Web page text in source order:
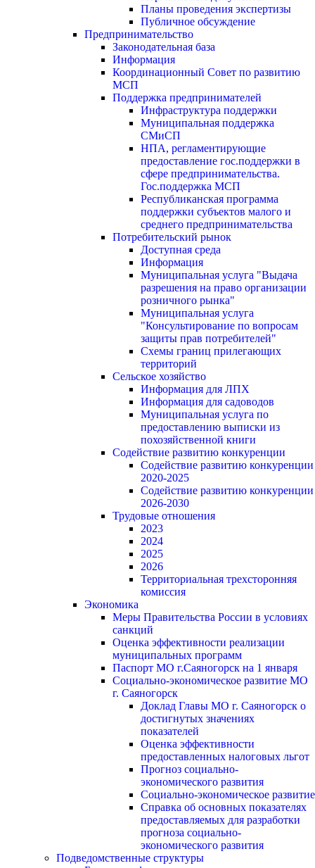
Планы проведения экспертизы
Публичное обсуждение
Предпринимательство
Законодательная база
Информация
Координационный Совет по развитию
МСП
Поддержка предпринимателей
Инфраструктура поддержки
Муниципальная поддержка
СМиСП
НПА, регламентирующие
предоставление гос.поддержки в
сфере предпринимательства.
Гос.поддержка МСП
Республиканская программа
поддержки субъектов малого и
среднего предпринимательства
Потребительский рынок
Доступная среда
Информация
Муниципальная услуга "Выдача
разрешения на право организации
розничного рынка"
Муниципальная услуга
"Консультирование по вопросам
защиты прав потребителей"
Схемы границ прилегающих
территорий
Сельское хозяйство
Информация для ЛПХ
Информация для садоводов
Муниципальная услуга по
предоставлению выписки из
похозяйственной книги
Содействие развитию конкуренции
Содействие развитию конкуренции
2020-2025
Содействие развитию конкуренции
2026-2030
Трудовые отношения
2023
2024
2025
2026
Территориальная трехсторонняя
комиссия
Экономика
Меры Правительства России в условиях
санкций
Оценка эффективности реализации
муниципальных программ
Паспорт МО г.Саяногорск на 1 января
Социально-экономическое развитие МО
г. Саяногорск
Доклад Главы МО г. Саяногорск о
достигнутых значениях
показателей
Оценка эффективности
предоставленных налоговых льгот
Прогноз социально-
экономического развития
Социально-экономическое развитие
Справка об основных показателях
предоставляемых для разработки
прогноза социально-
экономического развития
Подведомственные структуры